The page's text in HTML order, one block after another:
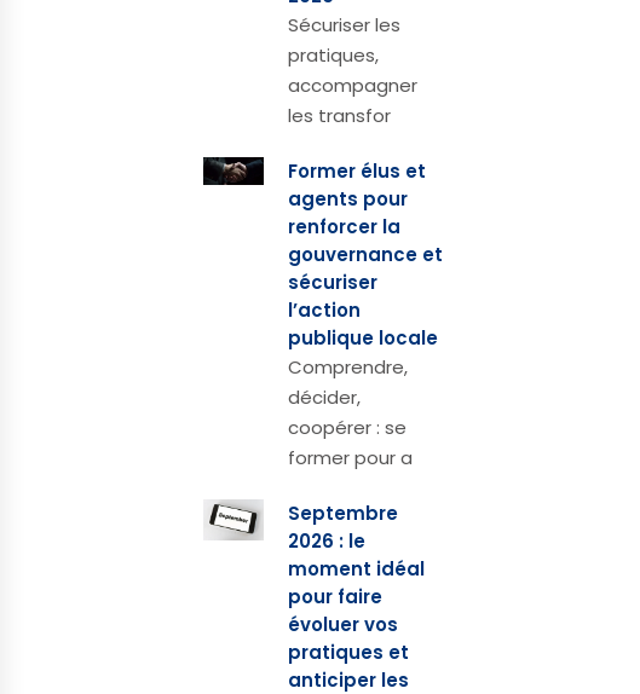
Sécuriser les
pratiques,
accompagner
les transfor
Former élus et
agents pour
renforcer la
gouvernance et
sécuriser
l’action
publique locale
Comprendre,
décider,
coopérer : se
former pour a
Septembre
2026 : le
moment idéal
pour faire
évoluer vos
pratiques et
anticiper les